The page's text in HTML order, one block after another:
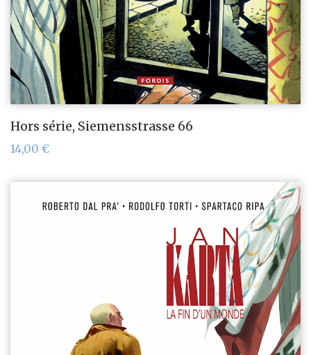
Hors série, Siemensstrasse 66
14,00 €